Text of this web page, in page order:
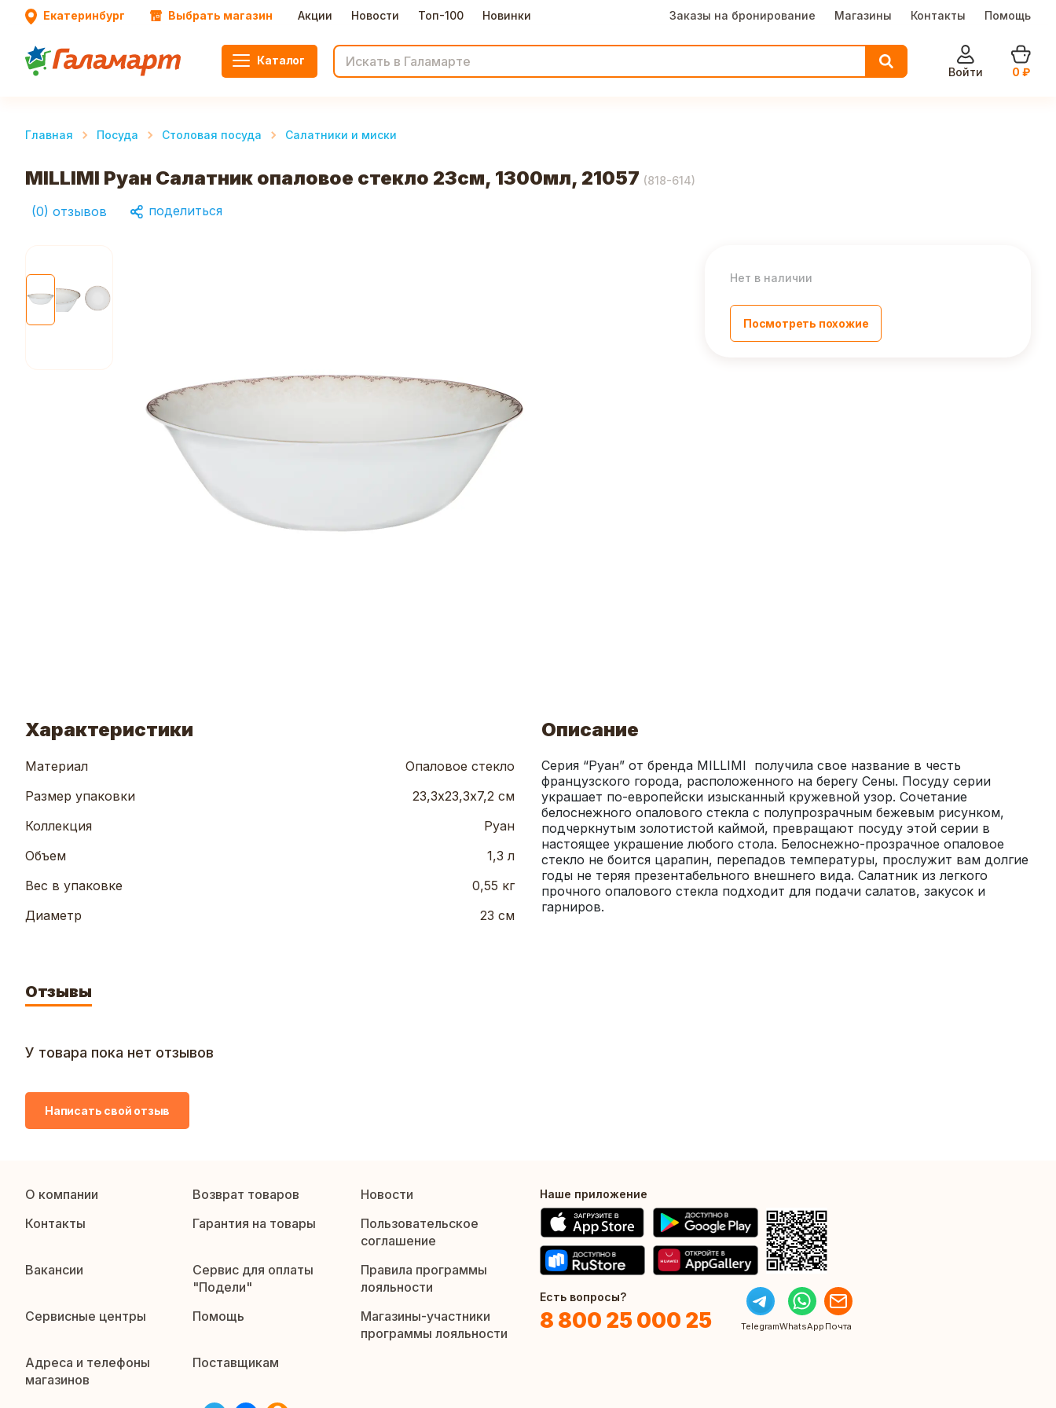
Екатеринбург Выбрать магазин Акции Новости Топ-100 Новинки Заказы на бронирование Магазины Контакты Помощь
Каталог
Войти
0 ₽
Главная Посуда Столовая посуда Салатники и миски
MILLIMI Руан Салатник опаловое стекло 23см, 1300мл, 21057 (818-614)
(0) отзывов поделиться
Нет в наличии
Посмотреть похожие
Характеристики
Материал
Опаловое стекло
Размер упаковки
23,3х23,3х7,2 см
Коллекция
Руан
Объем
1,3 л
Вес в упаковке
0,55 кг
Диаметр
23 см
Описание
Серия “Руан” от бренда MILLIMI  получила свое название в честь
французского города, расположенного на берегу Сены. Посуду серии
украшает по-европейски изысканный кружевной узор. Сочетание
белоснежного опалового стекла с полупрозрачным бежевым рисунком,
подчеркнутым золотистой каймой, превращают посуду этой серии в
настоящее украшение любого стола. Белоснежно-прозрачное опаловое
стекло не боится царапин, перепадов температуры, прослужит вам долгие
годы не теряя презентабельного внешнего вида. Салатник из легкого
прочного опалового стекла подходит для подачи салатов, закусок и
гарниров.
Отзывы
У товара пока нет отзывов
Написать свой отзыв
О компании Возврат товаров
Новости
Контакты
Гарантия на товары
Пользовательское
соглашение
Вакансии
Сервис для оплаты
"Подели"
Правила программы
лояльности
Сервисные центры
Помощь
Магазины-участники
программы лояльности
Адреса и телефоны
магазинов
Поставщикам
Наше приложение
Есть вопросы?
8 800 25 000 25 TelegramWhatsApp Почта